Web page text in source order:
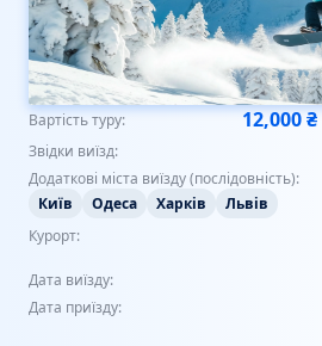
Вартість туру: 12,000 ₴
Звідки виїзд:
Додаткові міста виїзду (послідовність):
Київ
Одеса Харків
Львів
Курорт:
Дата виїзду:
Дата приїзду: